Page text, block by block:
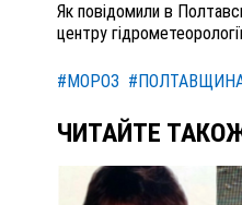
Як повідомили в
центру
#МОРОЗ
ЧИТАЙТЕ